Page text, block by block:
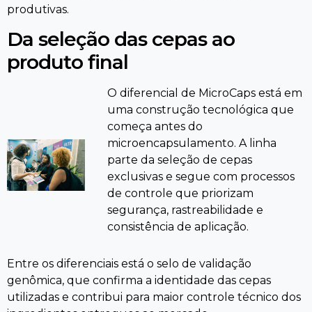
produtivas.
Da seleção das cepas ao
produto final
O diferencial de MicroCaps está em
uma construção tecnológica que
começa antes do
microencapsulamento. A linha
parte da seleção de cepas
exclusivas e segue com processos
de controle que priorizam
segurança, rastreabilidade e
consistência de aplicação.
Entre os diferenciais está o selo de validação
genômica, que confirma a identidade das cepas
utilizadas e contribui para maior controle técnico dos